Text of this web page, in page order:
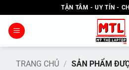
qua
nội
TẬN TÂM - UY TÍN -
TRANG CHỦ / SẢN PHẨM